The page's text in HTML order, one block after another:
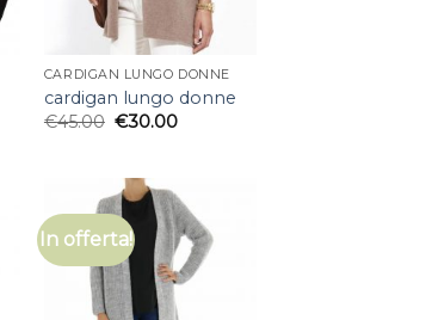
CARDIGAN LUNGO DONNE
cardigan lungo donne
€45.00 €30.00
In offerta!